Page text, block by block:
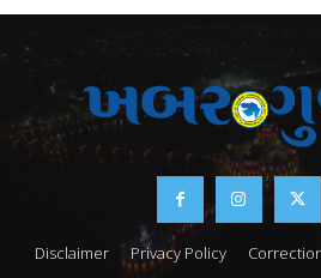
Disclaimer Privacy Policy